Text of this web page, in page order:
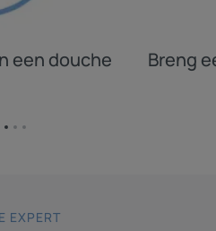
een douche Breng
Ga
GaGa
EXPERT